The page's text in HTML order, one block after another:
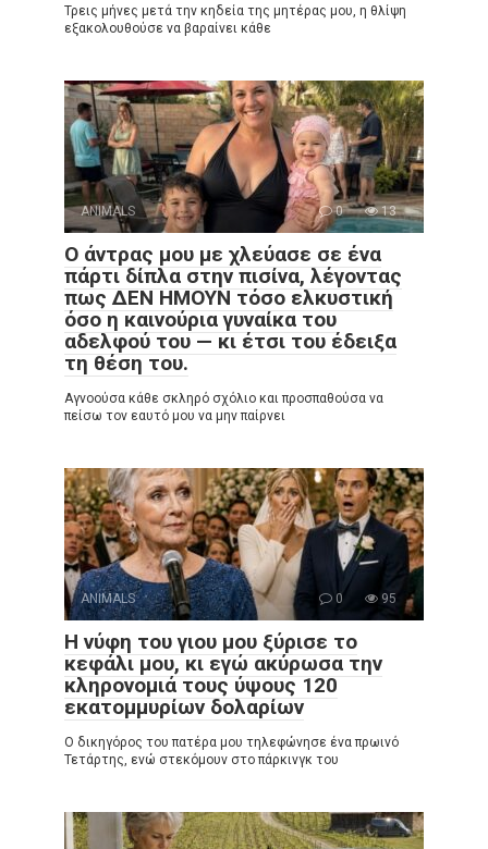
Τρεις μήνες μετά την κηδεία της μητέρας μου, η θλίψη
εξακολουθούσε να βαραίνει κάθε
ANIMALS 0 13
Ο άντρας μου με χλεύασε σε ένα
πάρτι δίπλα στην πισίνα, λέγοντας
πως ΔΕΝ ΗΜΟΥΝ τόσο ελκυστική
όσο η καινούρια γυναίκα του
αδελφού του — κι έτσι του έδειξα
τη θέση του.
Αγνοούσα κάθε σκληρό σχόλιο και προσπαθούσα να
πείσω τον εαυτό μου να μην παίρνει
ANIMALS 0 95
Η νύφη του γιου μου ξύρισε το
κεφάλι μου, κι εγώ ακύρωσα την
κληρονομιά τους ύψους 120
εκατομμυρίων δολαρίων
Ο δικηγόρος του πατέρα μου τηλεφώνησε ένα πρωινό
Τετάρτης, ενώ στεκόμουν στο πάρκινγκ του